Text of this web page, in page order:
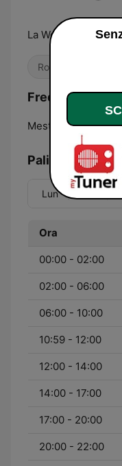
La Web Radio con
Rock
Frequenze
Mestre: 100.0 FM
Palinsesto
Lun
Ora
00:00 - 02:00
02:00 - 06:00
06:00 - 10:00
10:59 - 12:00
12:00 - 14:00
14:00 - 17:00
17:00 - 20:00
20:00 - 22:00